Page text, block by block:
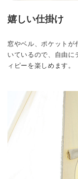
嬉しい仕掛け
窓やベル、ポケットが
いているので、自由に
ィピーを楽しめます。